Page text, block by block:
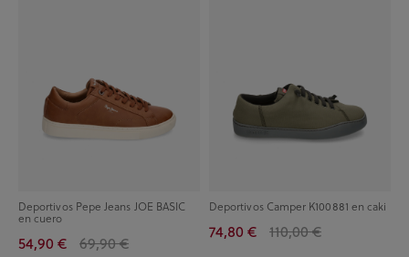
Deportivos Pepe Jeans JOE BASIC
en cuero
54,90 € 69,90 €
Deportivos Camper K100881 en caki
74,80 € 110,00 €